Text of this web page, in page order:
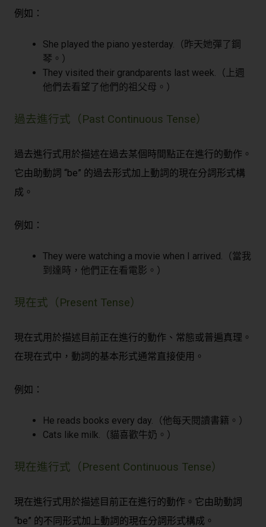
例如：
She played the piano yesterday.（昨天她彈了鋼
琴。）
They visited their grandparents last week.（上週
他們去看望了他們的祖父母。）
過去進行式（Past Continuous Tense）
過去進行式用於描述在過去某個時間點正在進行的動作。
它由助動詞 “be” 的過去形式加上動詞的現在分詞形式構
成。
例如：
They were watching a movie when I arrived.（當我
到達時，他們正在看電影。）
現在式（Present Tense）
現在式用於描述目前正在進行的動作、常態或普遍真理。
在現在式中，動詞的基本形式通常直接使用。
例如：
He reads books every day.（他每天閱讀書籍。）
Cats like milk.（貓喜歡牛奶。）
現在進行式（Present Continuous Tense）
現在進行式用於描述目前正在進行的動作。它由助動詞
“be” 的不同形式加上動詞的現在分詞形式構成。